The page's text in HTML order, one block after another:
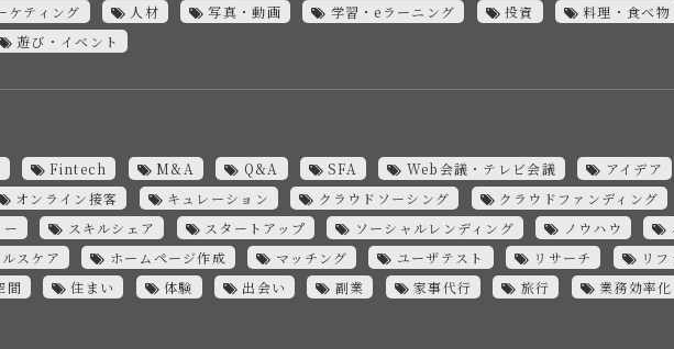
ケティング 人材 写真・動画 学習・eラーニング 投資 料理・食べ物
遊び・イベント
Fintech M&A Q&A SFA Web会議・テレビ会議 アイデア
オンライン接客 キュレーション クラウドソーシング
クラウドファンディング
スキルシェア スタートアップ ソーシャルレンディング ノウハウ
スケア ホームページ作成 マッチング ユーザテスト リサーチ
リ
間 住まい 体験 出会い 副業 家事代行 旅行 業務効率化